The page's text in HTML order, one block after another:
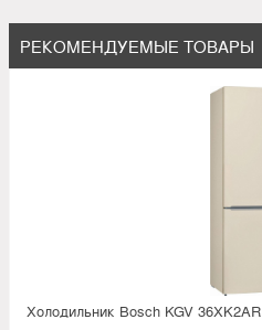
РЕКОМЕНДУЕМЫЕ ТОВАРЫ
Холодильник Bosсh KGV 36XK2AR